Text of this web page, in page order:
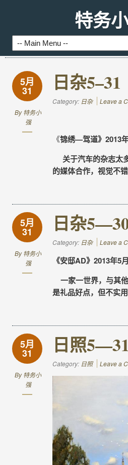
特务
5月
31
By特务小
强
日杂5–31
Category: 日杂 Leave a
《锦绣—驾道》2013
关于汽车的杂志太
的媒体合作，视觉不
5月
31
By特务小
强
日杂
Category: 日杂 Leave a
《安邸AD》2013年
一家一世界，与其
是礼品好点，但不实用
5月
31
By特务小
强
日照5—31
Category: 日照 Leave a